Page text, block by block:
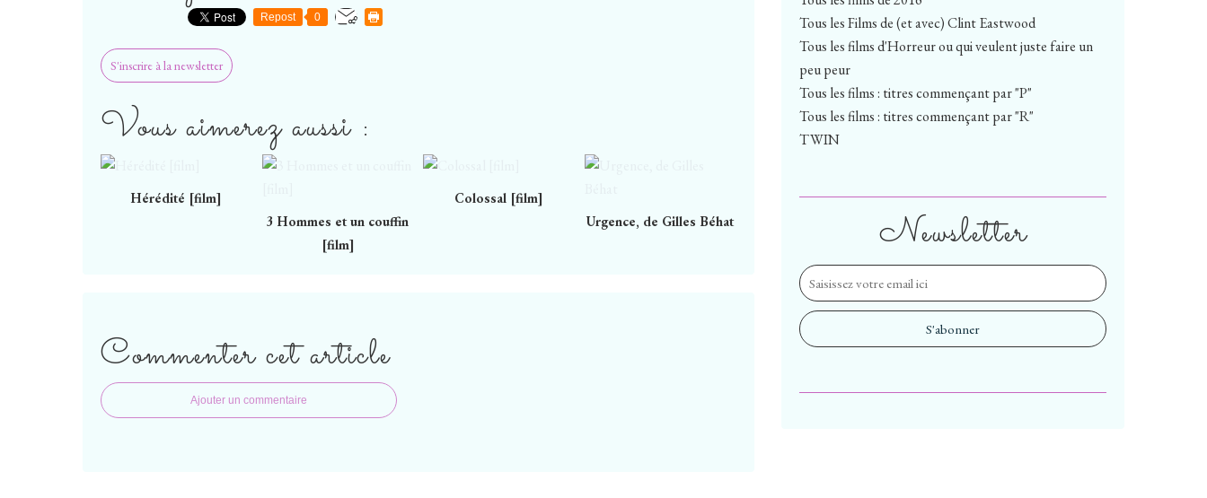
Repost 0
S'inscrire à la newsletter
Vous aimerez aussi :
Hérédité [film]
3 Hommes et un couffin
[film]
Colossal [film]
Urgence, de Gilles Béhat
Commenter cet article
Ajouter un commentaire
Newsletter
Tous les Films de (et avec) Clint Eastwood
Tous les films d'Horreur ou qui veulent juste faire un
peu peur
Tous les films : titres commençant par "P"
Tous les films : titres commençant par "R"
TWIN